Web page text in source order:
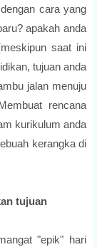
cara yang
apakah anda
saat ini
tujuan anda
jalan menuju
rencana
kurikulum anda
kerangka di
tujuan
"epik" hari